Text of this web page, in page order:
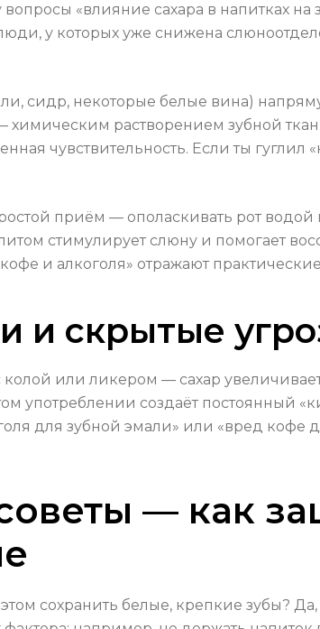
«влияние сахара в напитках на
у которых уже снижена
сидр, некоторые белые вина)
химическим растворением зубной
чувствительность. Если ты
приём — ополаскивать рот водой
стимулирует слюну и помогает
и алкоголя» отражают
и скрытые
колой или ликером — сахар
употреблении создаёт постоянный
для зубной эмали» или «вред
— как
сохранить белые, крепкие зубы?